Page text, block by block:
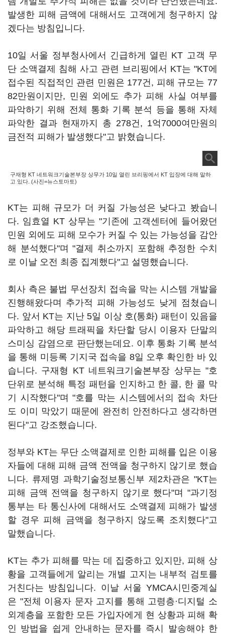
발생한 피해 금액에 대해서도 고객에게 청구하지 않
겠다는 방침입니다.
10일 서울 정부청사에서 긴급하게 열린 KT 고객 무
단 소액결제 침해 사고 관련 브리핑에서 KT는 "KT에
접수된 직접적인 관련 민원은 177건, 피해 규모는 77
82만원이지만, 민원 외에도 추가 피해 사실 여부를
파악하기 위해 전체 통화 기록 분석 등을 통해 자체
파악한 결과 현재까지 총 278건, 1억7000여만원의
금전적 피해가 발생했다"고 밝혔습니다.
구재형 KT 네트워크기술본부장 상무가 10일 열린 브리핑에서 KT 입장에 대해 말하
고 있다. (사진=뉴스토마토)
KT는 피해 규모가 더 커질 가능성은 낮다고 봤습니
다. 임효열 KT 상무는 "기존에 고객센터에 들어왔던
민원 외에도 피해 모수가 커질 수 있는 가능성을 감안
해 분석했다"며 "결제 취소까지 포함해 추정한 수치
로 이날 오전 최종 집계했다"고 설명했습니다.
회사 측은 불법 무선장치 접속을 막는 시스템 개발을
진행해왔다며 추가적 피해 가능성도 낮게 점쳤습니
다. 앞서 KT는 지난 5일 이상 호(통화) 패턴이 있음을
파악하고 해당 트래픽을 차단할 당시 이용자 단말의
스미싱 감염으로 판단했는데요. 이후 통화 기록 분석
을 통해 미등록 기지국 접속을 8일 오후 확인한 바 있
습니다. 구재형 KT 네트워크기술본부장 상무는 "호
단위로 분석해 특정 패턴을 인지하고 한 콜, 한 콜 막
기 시작했다"며 "호를 막는 시스템에서의 접속 차단
도 이미 막았기 때문에 완전히 안전하다고 생각하면
된다"고 강조했습니다.
정부와 KT는 무단 소액결제로 인한 피해를 입은 이용
자들에 대해 피해 금액 전액을 청구하지 않기로 했습
니다. 류제명 과학기술정보통신부 제2차관은 "KT는
피해 금액 전액을 청구하지 않기로 했다"며 "과기정
통부는 타 통신사에 대해서도 소액결제 피해가 발생
할 경우 피해 금액을 청구하지 않도록 조치했다"고
말했습니다.
KT는 추가 피해를 막는 데 집중하고 있지만, 피해 상
황을 고객들에게 알리는 개별 고지는 내부적 검토를
거친다는 방침입니다. 이날 서울 YMCA시민중계실
은 "전체 이용자 문자 고지를 통해 고령층·디지털 소
외계층을 포함한 모든 가입자에게 현 상황과 피해 확
인 방법을 쉽게 안내하는 문자를 즉시 발송해야 한